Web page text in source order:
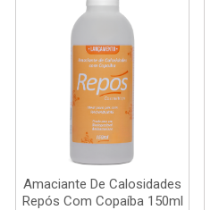
Amaciante De Calosidades
Repós Com Copaíba 150ml